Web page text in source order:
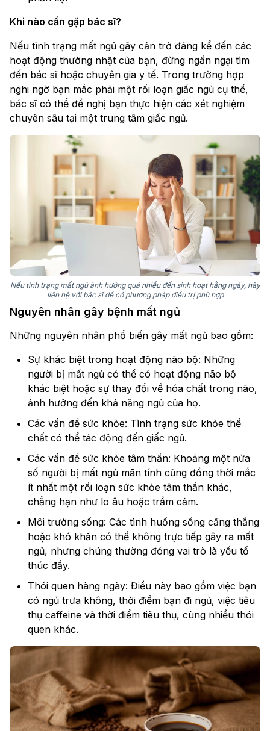
Khi nào cần gặp bác sĩ?
Nếu tình trạng mất ngủ gây cản trở đáng kể đến các
hoạt động thường nhật của bạn, đừng ngần ngại tìm
đến bác sĩ hoặc chuyên gia y tế. Trong trường hợp
nghi ngờ bạn mắc phải một rối loạn giấc ngủ cụ thể,
bác sĩ có thể đề nghị bạn thực hiện các xét nghiệm
chuyên sâu tại một trung tâm giấc ngủ.
Nếu tình trạng mất ngủ ảnh hưởng quá nhiều đến sinh hoạt hằng ngày, hãy
liên hệ với bác sĩ để có phương pháp điều trị phù hợp
Nguyên nhân gây bệnh mất ngủ
Những nguyên nhân phổ biến gây mất ngủ bao gồm:
Sự khác biệt trong hoạt động não bộ: Những
người bị mất ngủ có thể có hoạt động não bộ
khác biệt hoặc sự thay đổi về hóa chất trong não,
ảnh hưởng đến khả năng ngủ của họ.
Các vấn đề sức khỏe: Tình trạng sức khỏe thể
chất có thể tác động đến giấc ngủ.
Các vấn đề sức khỏe tâm thần: Khoảng một nửa
số người bị mất ngủ mãn tính cũng đồng thời mắc
ít nhất một rối loạn sức khỏe tâm thần khác,
chẳng hạn như lo âu hoặc trầm cảm.
Môi trường sống: Các tình huống sống căng thẳng
hoặc khó khăn có thể không trực tiếp gây ra mất
ngủ, nhưng chúng thường đóng vai trò là yếu tố
thúc đẩy.
Thói quen hàng ngày: Điều này bao gồm việc bạn
có ngủ trưa không, thời điểm bạn đi ngủ, việc tiêu
thụ caffeine và thời điểm tiêu thụ, cùng nhiều thói
quen khác.